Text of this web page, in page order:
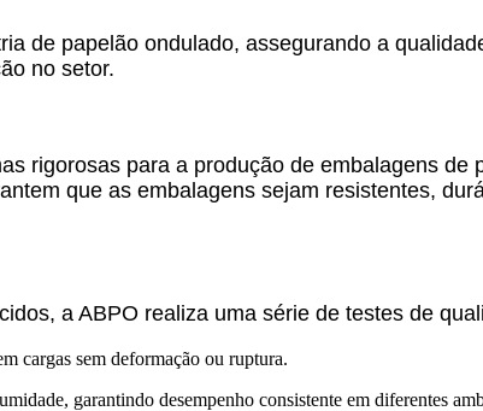
de papelão ondulado, assegurando a
no setor.
rigorosas para a produção de embalagens de
que as embalagens sejam resistentes,
a ABPO realiza uma série de testes de
cargas sem deformação ou ruptura.
garantindo desempenho consistente em diferentes